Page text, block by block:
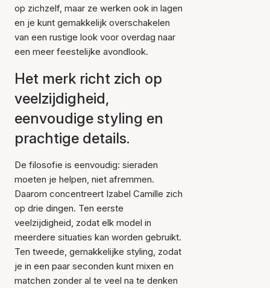
op zichzelf, maar ze werken ook in lagen
en je kunt gemakkelijk overschakelen
van een rustige look voor overdag naar
een meer feestelijke avondlook.
Het merk richt zich op
veelzijdigheid,
eenvoudige styling en
prachtige details.
De filosofie is eenvoudig: sieraden
moeten je helpen, niet afremmen.
Daarom concentreert Izabel Camille zich
op drie dingen. Ten eerste
veelzijdigheid, zodat elk model in
meerdere situaties kan worden gebruikt.
Ten tweede, gemakkelijke styling, zodat
je in een paar seconden kunt mixen en
matchen zonder al te veel na te denken